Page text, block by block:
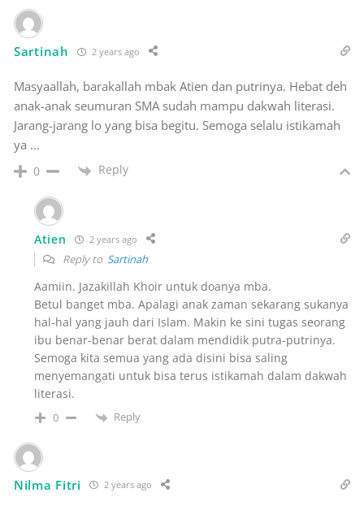
Sartinah 2 years ago
Masyaallah, barakallah mbak Atien dan putrinya. Hebat deh
anak-anak seumuran SMA sudah mampu dakwah literasi.
Jarang-jarang lo yang bisa begitu. Semoga selalu istikamah
ya ...
0 Reply
Atien 2 years ago
Reply to Sartinah
Aamiin. Jazakillah Khoir untuk doanya mba.
Betul banget mba. Apalagi anak zaman sekarang sukanya
hal-hal yang jauh dari Islam. Makin ke sini tugas seorang
ibu benar-benar berat dalam mendidik putra-putrinya.
Semoga kita semua yang ada disini bisa saling
menyemangati untuk bisa terus istikamah dalam dakwah
literasi.
0 Reply
Nilma Fitri 2 years ago